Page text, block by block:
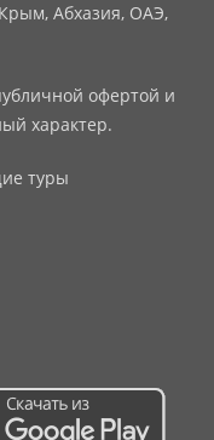
Абхазия, ОАЭ,
офертой и
характер.
туры